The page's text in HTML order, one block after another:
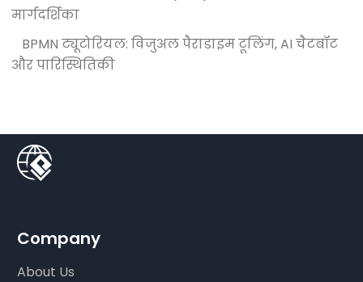
मार्गदर्शिका
BPMN ट्यूटोरियल: विजुअल पैराडाइम टूलिंग, AI चैटबॉट
और पारिस्थितिकी
Company
About Us